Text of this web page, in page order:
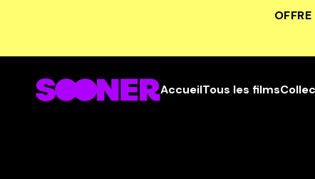
AccueilTous les films